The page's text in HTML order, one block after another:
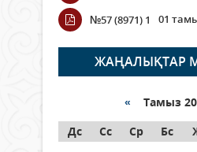
Wi-Fi ҚАБЫРҒА
ӨТЕДІ?
06 тамыз 2026 ж. 276
граждане Казахстана,
05 тамыз 2026 ж. 157
№57 (8971) 1
01
ЖАҢАЛЫҚТАР
« Тамыз
Дс
Сс Ср Бс